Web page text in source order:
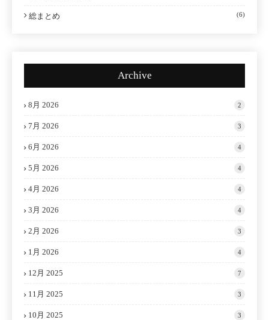
総まとめ (6)
Archive
8月 2026 2
7月 2026 3
6月 2026 4
5月 2026 4
4月 2026 4
3月 2026 4
2月 2026 3
1月 2026 4
12月 2025 7
11月 2025 3
10月 2025 3